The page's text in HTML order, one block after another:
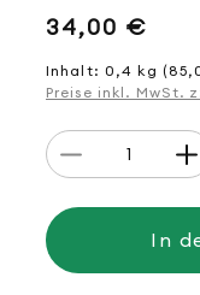
Normaler
Preis
34,00 €
Inhalt: 0,4 kg
Preise inkl. MwSt.
Anzahl
Verringere
die
Herrenmütze
&amp;
die
In